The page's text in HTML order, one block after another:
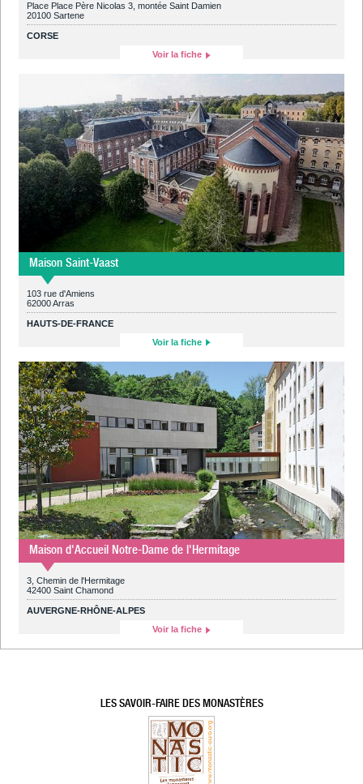
Place Place Père Nicolas 3, montée Saint Damien
20100 Sartene
CORSE
Voir la fiche
Maison Saint-Vaast
103 rue d'Amiens
62000 Arras
HAUTS-DE-FRANCE
Voir la fiche
Maison d'Accueil Notre-Dame de l'Hermitage
3, Chemin de l'Hermitage
42400 Saint Chamond
AUVERGNE-RHÔNE-ALPES
Voir la fiche
LES SAVOIR-FAIRE DES MONASTÈRES